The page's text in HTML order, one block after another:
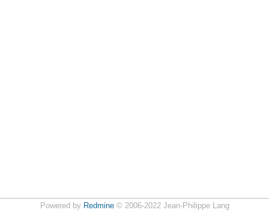
Powered by Redmine© 2006-2022 Jean-Philippe Lang